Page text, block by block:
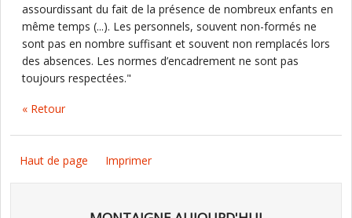
assourdissant du fait de la présence de nombreux enfants en
même temps (...). Les personnels, souvent non-formés ne
sont pas en nombre suffisant et souvent non remplacés lors
des absences. Les normes d’encadrement ne sont pas
toujours respectées."
« Retour
Haut de page Imprimer